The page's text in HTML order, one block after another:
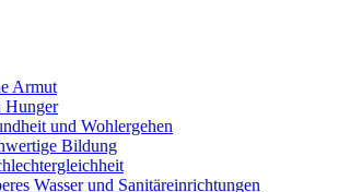
Armut
Hunger
und Wohlergehen
Bildung
Wasser und Sanitäreinrichtungen